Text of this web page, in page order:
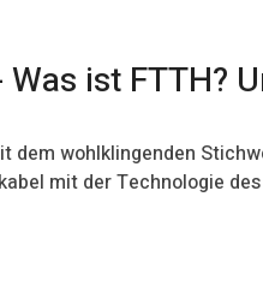
ist FTTH?
wohlklingenden
mit der Technologie